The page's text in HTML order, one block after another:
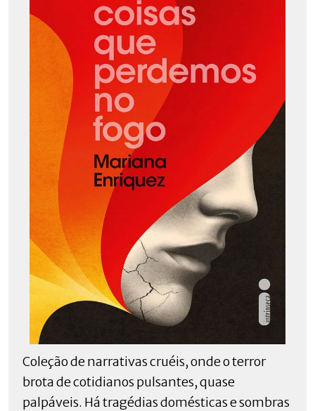
Coleção de narrativas cruéis, onde o terror
brota de cotidianos pulsantes, quase
palpáveis. Há tragédias domésticas e sombras